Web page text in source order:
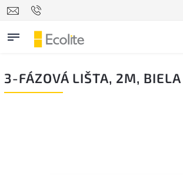
3-FÁZOVÁ LIŠTA, 2M, BIELA